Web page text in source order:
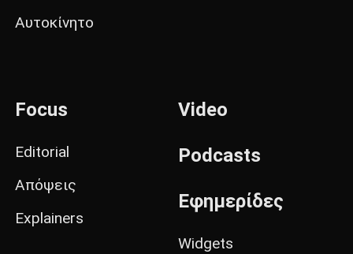
Αυτοκίνητο
Focus
Editorial
Απόψεις
Explainers
Video
Podcasts
Εφημερίδες
Widgets